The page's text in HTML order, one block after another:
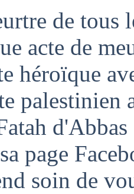
de tous
acte de
héroïque
palestinien
page
soin de